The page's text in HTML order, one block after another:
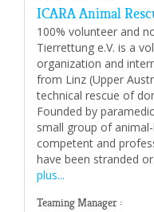
ICARA Animal
100% volunteer and
Tierrettung e.V. is a
organization and
from Linz (Upper
technical rescue of
Founded by
small group of
competent and
have been stranded
plus...
Teaming Manager :